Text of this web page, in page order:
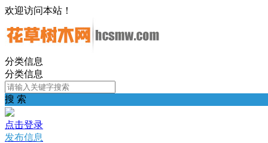
欢迎访问本站！
分类信息
分类信息
搜 索
点击登录
发布信息